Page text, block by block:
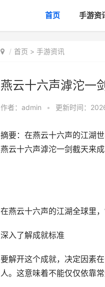
首页 手游资
首页 > 手游资讯
燕云十六声滹沱一
作者： admin • 更新时间：
摘要：在燕云十六声的江湖
燕云十六声滹沱一剑截天来
在燕云十六声的江湖全球里
深入了解成就标准
要解开这个成就，决定因素
人。这意味着不能仅仅依靠